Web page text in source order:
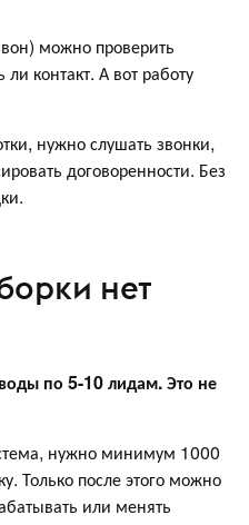
можно проверить
контакт. А вот работу
нужно слушать звонки,
договоренности. Без
нет
по 5-10 лидам. Это не
нужно минимум 1000
Только после этого можно
или менять